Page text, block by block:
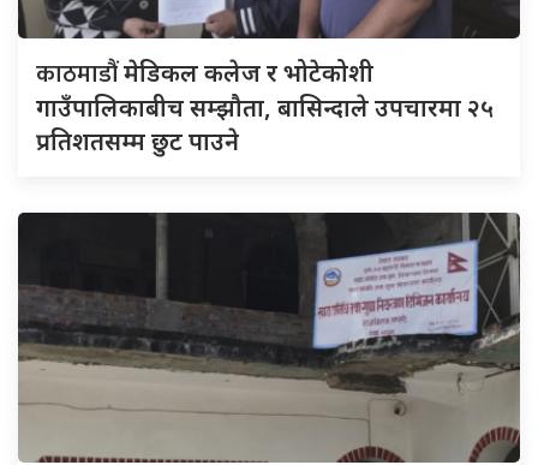
काठमाडौंमेडिकल कलेज र भोटेकोशी
गाउँपालिकाबीच सम्झौता, बासिन्दाले उपचारमा २५
प्रतिशतसम्म छुट पाउने